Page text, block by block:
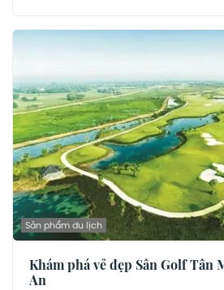
Sản phẩm du lịch
Khám phá vẻ đẹp Sân Golf Tân
An